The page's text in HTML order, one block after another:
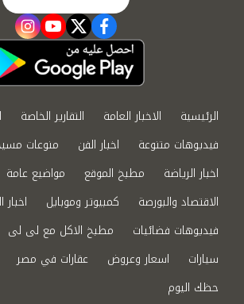
facebook
twitter
youtube
الرئيسية الاخبار العامة التقارير الخاصة
فيديوهات متنوعة
اخبار الفن
منوعات
اخبار الرياضة
مطبخ الموقع
مواضيع عامة
الاقتصاد والبورصة
كمبيوتر وموبايل
فيديوهات فضائيات
مطبخ الاكل مع لى لى
سيارات
اسعار وعروض عقارات في مصر
حظك اليوم